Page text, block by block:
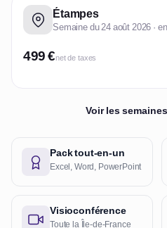
Étampes
Semaine du 24 août 2026 ·
499 €net de taxes
Voir les
Pack tout-en-un
Excel, Word, PowerPoint
Visioconférence
Toute la Île-de-France